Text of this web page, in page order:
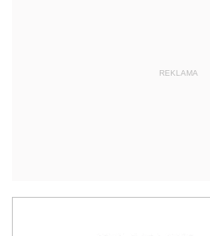
REKLAMA